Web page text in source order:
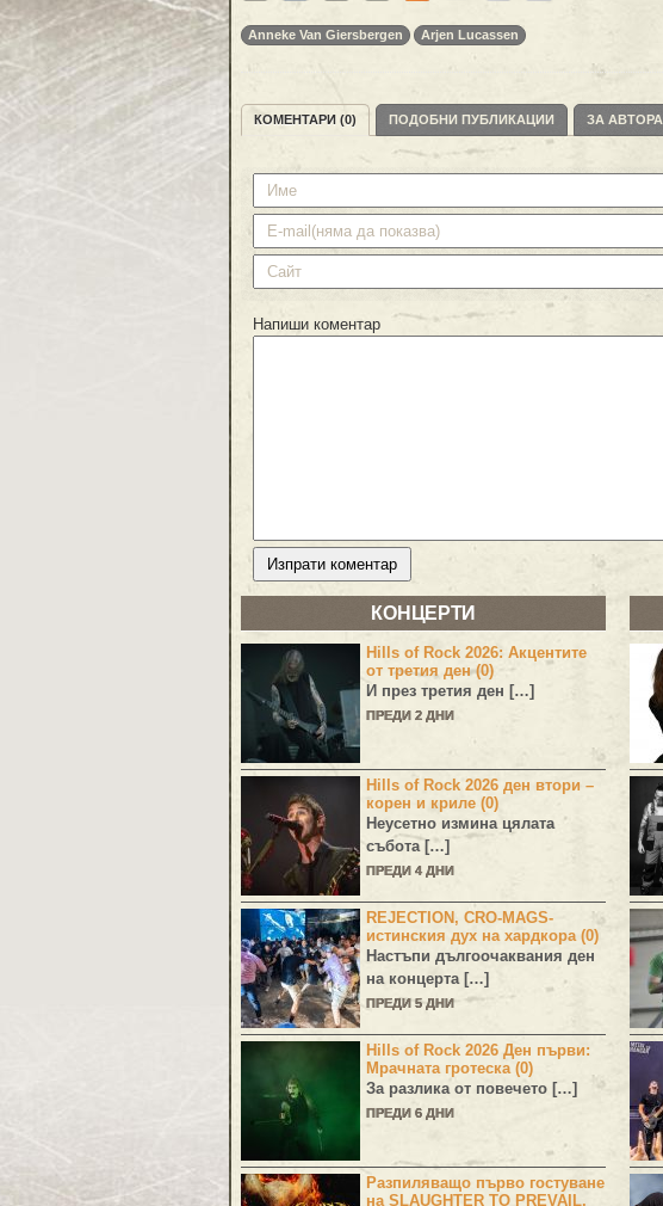
Anneke Van Giersbergen Arjen Lucassen
КОМЕНТАРИ (0) ПОДОБНИ ПУБЛИКАЦИИ ЗА АВТОРА
Напиши коментар
КОНЦЕРТИ
Hills of Rock 2026: Акцентите
от третия ден (0)
И през третия ден […]
ПРЕДИ 2 ДНИ
Hills of Rock 2026 ден втори –
корен и криле (0)
Неусетно измина цялата
събота […]
ПРЕДИ 4 ДНИ
REJECTION, CRO-MAGS-
истинския дух на хардкора (0)
Настъпи дългоочаквания ден
на концерта […]
ПРЕДИ 5 ДНИ
Hills of Rock 2026 Ден първи:
Мрачната гротеска (0)
За разлика от повечето […]
ПРЕДИ 6 ДНИ
Разпиляващо първо гостуване
на SLAUGHTER TO PREVAIL,